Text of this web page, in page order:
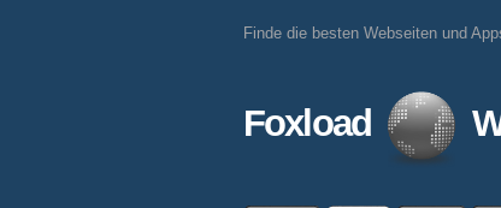
Finde die besten Webseiten und
Foxload